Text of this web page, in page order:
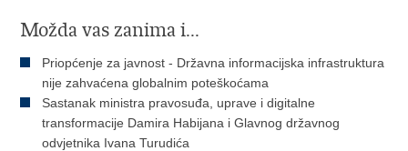
Možda vas zanima i...
Priopćenje za javnost - Državna informacijska infrastruktura
nije zahvaćena globalnim poteškoćama
Sastanak ministra pravosuđa, uprave i digitalne
transformacije Damira Habijana i Glavnog državnog
odvjetnika Ivana Turudića